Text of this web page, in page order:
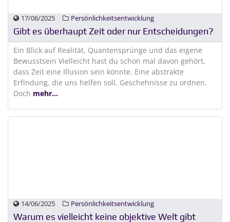
17/06/2025 Persönlichkeitsentwicklung
Gibt es überhaupt Zeit oder nur Entscheidungen?
Ein Blick auf Realität, Quantensprünge und das eigene
Bewusstsein Vielleicht hast du schon mal davon gehört,
dass Zeit eine Illusion sein könnte. Eine abstrakte
Erfindung, die uns helfen soll, Geschehnisse zu ordnen.
Doch mehr...
14/06/2025 Persönlichkeitsentwicklung
Warum es vielleicht keine objektive Welt gibt